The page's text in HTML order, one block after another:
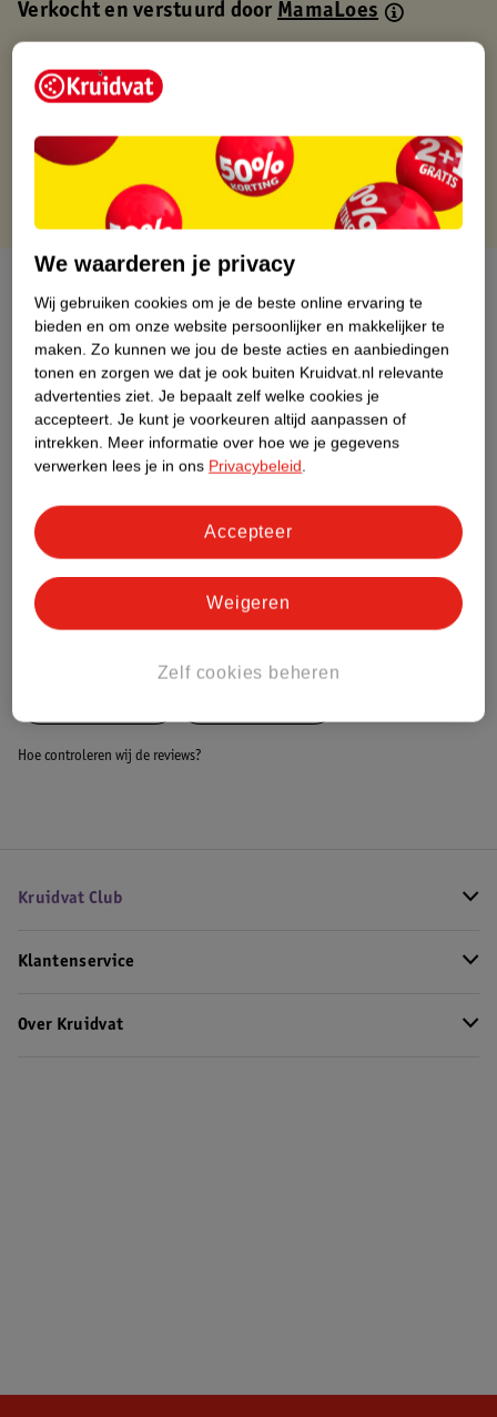
Verkocht en verstuurd doorMamaLoes
Gratis thuisbezorgd
Gratis punten met je Kruidvat kaart
Over dit product
Productinformatie
Nature Impact Score
Dit product heeft (nog) geen Nature
Impact Score.
Meer informatie
Hoe controleren wij de reviews?
Kruidvat Club
Klantenservice
Over Kruidvat
We waarderen je privacy
Wij gebruiken cookies om je de beste online ervaring te
bieden en om onze website persoonlijker en makkelijker te
maken. Zo kunnen we jou de beste acties en aanbiedingen
tonen en zorgen we dat je ook buiten Kruidvat.nl relevante
advertenties ziet. Je bepaalt zelf welke cookies je
accepteert. Je kunt je voorkeuren altijd aanpassen of
intrekken. Meer informatie over hoe we je gegevens
verwerken lees je in ons Privacybeleid.
Zelf cookies beheren
Weigeren
Accepteer